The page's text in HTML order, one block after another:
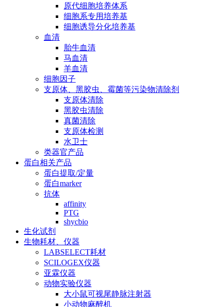
原代细胞培养体系
细胞系专用培养基
细胞诱导分化培养基
血清
胎牛血清
马血清
羊血清
细胞因子
支原体、黑胶虫、霉菌等污染物清除剂
支原体清除
黑胶虫清除
真菌清除
支原体检测
水卫士
类器官产品
蛋白相关产品
蛋白提取/定量
蛋白marker
抗体
affinity
PTG
shycbio
生化试剂
生物耗材、仪器
LABSELECT耗材
SCILOGEX仪器
亚霖仪器
动物实验仪器
大小鼠可视尾静脉注射器
小动物麻醉机